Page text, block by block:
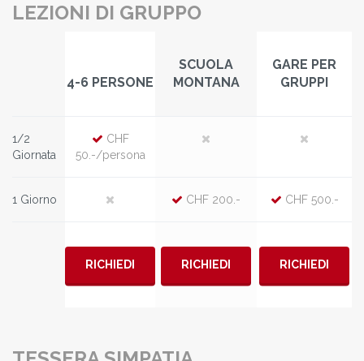
LEZIONI DI GRUPPO
4-6 PERSONE
SCUOLA
MONTANA
GARE PER
GRUPPI
1/2
Giornata
CHF
50.-/persona
1 Giorno CHF 200.- CHF 500.-
RICHIEDI RICHIEDI RICHIEDI